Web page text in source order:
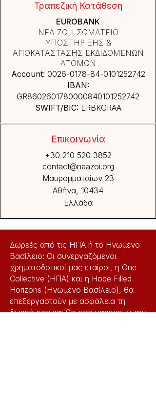
Τραπεζική Κατάθεση
EUROBANK
ΝΕΑ ΖΩΗ ΣΩΜΑΤΕΙΟ
ΥΠΟΣΤΗΡΙΞΗΣ &
ΑΠΟΚΑΤΑΣΤΑΣΗΣ ΕΚΔΙΔΟΜΕΝΩΝ
ΑΤΟΜΩΝ
Account: 0026-0178-84-0101252742
IBAN:
GR8602601780000840101252742
SWIFT/BIC: ERBKGRAA
Επικοινωνία
+30 210 520 3852
contact@neazoi.org
Μαυρομματαίων 23
Αθήνα, 10434
Ελλάδα
Δωρεές από τις ΗΠΑ ή το Ηνωμένο
Βασίλειο: Οι συνεργαζόμενοι
χρηματοδοτικοί μας εταίροι, η One
Collective (ΗΠΑ) και η Hope Filled
Horizons (Ηνωμένο Βασίλειο), θα
επεξεργαστούν με ασφάλεια τη
δωρεά σας και θα σας παρέχουν την